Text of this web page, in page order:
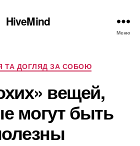
HiveMind
Меню
Категорії
ТА ДОГЛЯД ЗА СОБОЮ
вещей,
могут быть